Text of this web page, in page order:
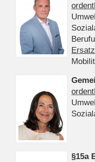
§15a